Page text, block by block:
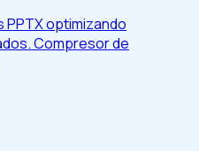
PPTX optimizando
Compresor de